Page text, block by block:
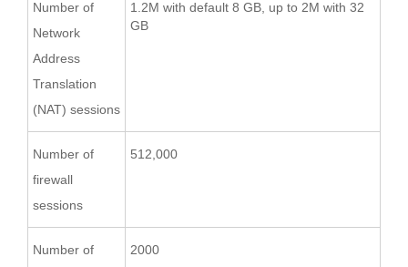
Number of
Network
Address
Translation
(NAT) sessions
1.2M with default 8 GB, up to 2M with 32
GB
Number of
firewall
sessions
512,000
Number of
2000